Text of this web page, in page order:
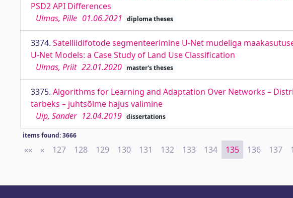
PSD2 API Differences
Ulmas, Pille 01.06.2021 diploma theses
3374. Satelliidifotode segmenteerimine U-Net mudeliga
U-Net Models: a Case Study of Land Use Classification
Ulmas, Priit 22.01.2020 master's theses
3375. Algorithms for Learning and Adaptation Over Networks –
tarbeks – juhtsõlme hajus valimine
Ulp, Sander 12.04.2019 dissertations
items found: 3666
«« First
« Previous
127 128 129 130 131 132 133 134 135 136 137